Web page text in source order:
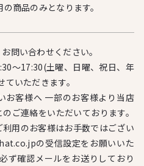
商品のみとなります。
問い合わせください。
～17:30(土曜、日曜、祝日、年
いただきます。
お客様へ 一部のお客様より当店
ご連絡をいただいております。
用のお客様はお手数ではござい
の受信設定をお願いいた
ず確認メールをお送りしており